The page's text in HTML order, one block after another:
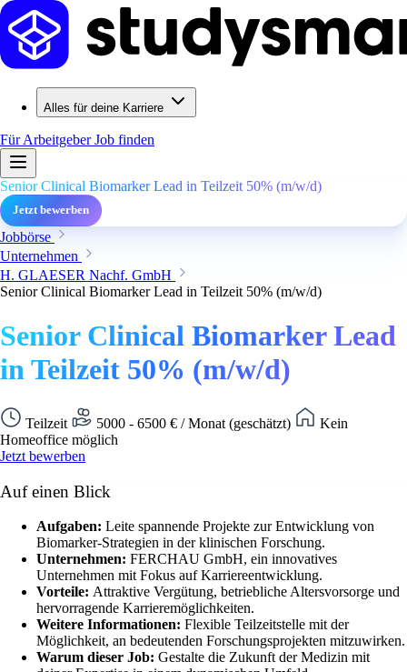
Alles für deine Karriere
Für ArbeitgeberJob finden
Senior Clinical Biomarker Lead in Teilzeit 50% (m/w/d)
Jetzt bewerben
Jobbörse
Unternehmen
H. GLAESER Nachf. GmbH
Senior Clinical Biomarker Lead in Teilzeit 50% (m/w/d)
Senior Clinical Biomarker Lead
in Teilzeit 50% (m/w/d)
Teilzeit 5000 - 6500 € / Monat (geschätzt)
Kein
Homeoffice möglich
Jetzt bewerben
Auf einen Blick
Aufgaben: Leite spannende Projekte zur Entwicklung von
Biomarker-Strategien in der klinischen Forschung.
Unternehmen: FERCHAU GmbH, ein innovatives
Unternehmen mit Fokus auf Karriereentwicklung.
Vorteile: Attraktive Vergütung, betriebliche Altersvorsorge und
hervorragende Karrieremöglichkeiten.
Weitere Informationen: Flexible Teilzeitstelle mit der
Möglichkeit, an bedeutenden Forschungsprojekten mitzuwirken.
Warum dieser Job: Gestalte die Zukunft der Medizin mit